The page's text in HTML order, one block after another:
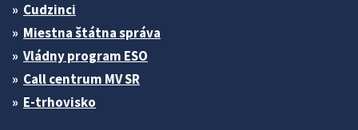
Cudzinci
Miestna štátna správa
Vládny program ESO
Call centrum MV SR
E-trhovisko